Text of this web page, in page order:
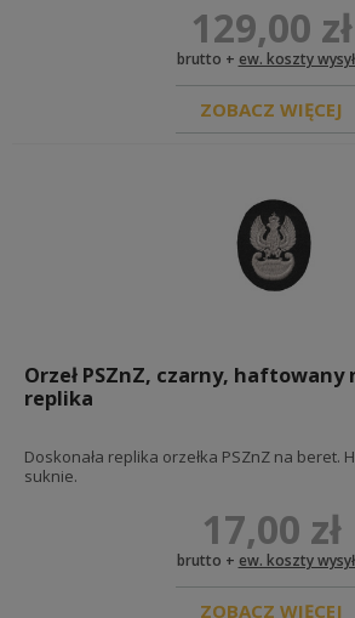
129,00 zł
brutto + ew. koszty
ZOBACZ WIĘCEJ
Orzeł PSZnZ, czarny, haftowany
replika
Doskonała replika orzełka PSZnZ na beret.
suknie.
17,00 zł
brutto + ew. koszty
ZOBACZ WIĘCEJ